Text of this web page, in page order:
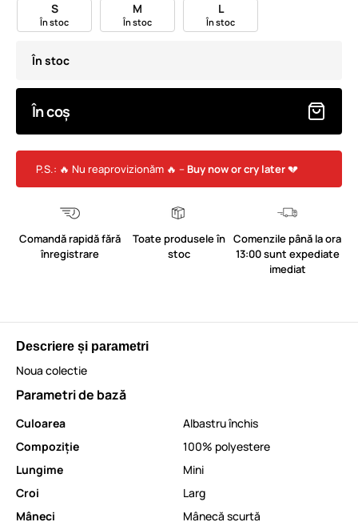
S
În stoc
M
În stoc
L
În stoc
În stoc
În coș
P.S.: 🔥 Nu reaprovizionăm 🔥 – Buy now or cry later💔
Comandă rapidă fără
înregistrare
Toate produsele în
stoc
Comenzile până la ora
13:00 sunt expediate
imediat
Descriere și parametri
Noua colectie
Parametri de bază
Culoarea
Albastru închis
Compoziție
100% polyestere
Lungime
Mini
Croi
Larg
Mâneci
Mânecă scurtă